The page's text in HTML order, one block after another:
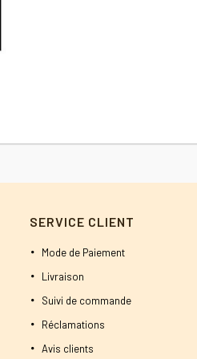
SERVICE CLIENT
Mode de Paiement
Livraison
Suivi de commande
Réclamations
Avis clients